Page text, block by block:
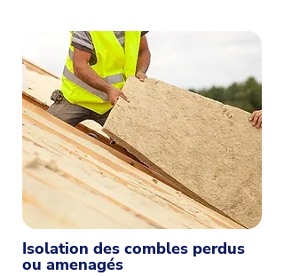
Isolation des combles perdus
ou amenagés